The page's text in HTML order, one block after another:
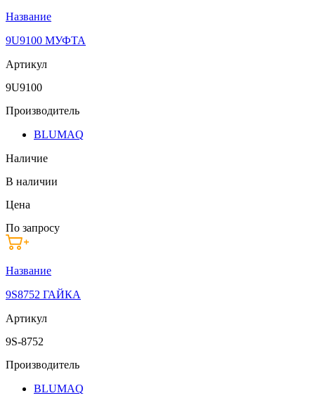
Название
9U9100 МУФТА
Артикул
9U9100
Производитель
BLUMAQ
Наличие
В наличии
Цена
По запросу
Название
9S8752 ГАЙКА
Артикул
9S-8752
Производитель
BLUMAQ